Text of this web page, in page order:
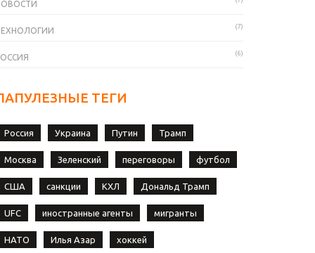
(7)
(6)
ТЕГИ
Россия Украина Путин Трамп
Москва Зеленский переговоры футбол
США санкции КХЛ Дональд Трамп
UFC иностранные агенты мигранты
НАТО Илья Азар хоккей